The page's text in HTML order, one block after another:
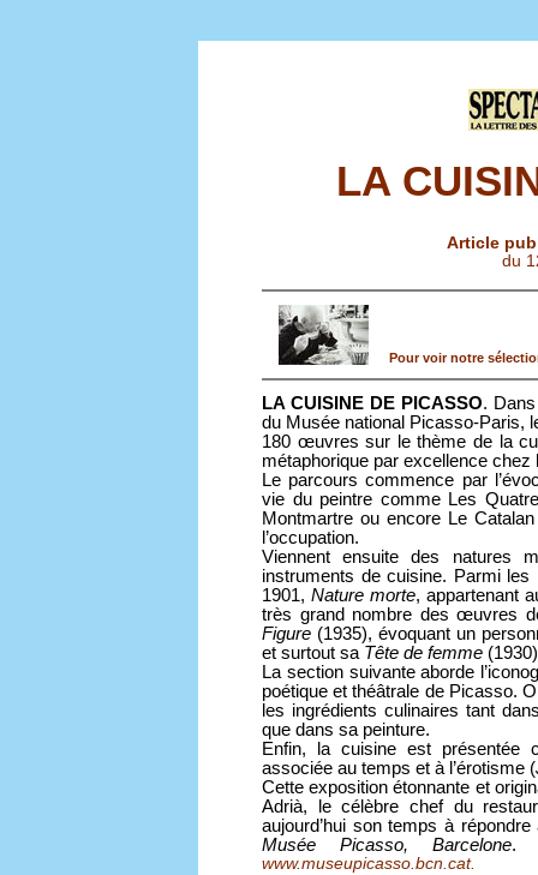
LA
Article
du
Pour voir notre
LA CUISINE DE PICASSO.
du Musée national Picasso-Paris,
180 œuvres sur le thème de la
métaphorique par excellence chez
Le parcours commence par
vie du peintre comme Les
Montmartre ou encore Le
l’occupation.
Viennent ensuite des natures
instruments de cuisine. Parmi
1901, Nature morte, appartenant
très grand nombre des œuvres
Figure (1935), évoquant un
et surtout sa Tête de femme
La section suivante aborde
poétique et théâtrale de Picasso.
les ingrédients culinaires tant
que dans sa peinture.
Enfin, la cuisine est présentée
associée au temps et à l’érotisme (
Cette exposition étonnante et
Adrià, le célèbre chef du
aujourd’hui son temps à
Musée Picasso, Barcelone.
www.museupicasso.bcn.cat.